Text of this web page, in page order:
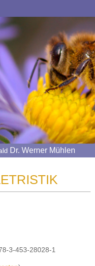
Dr. Werner Mühlen
3-453-28028-1